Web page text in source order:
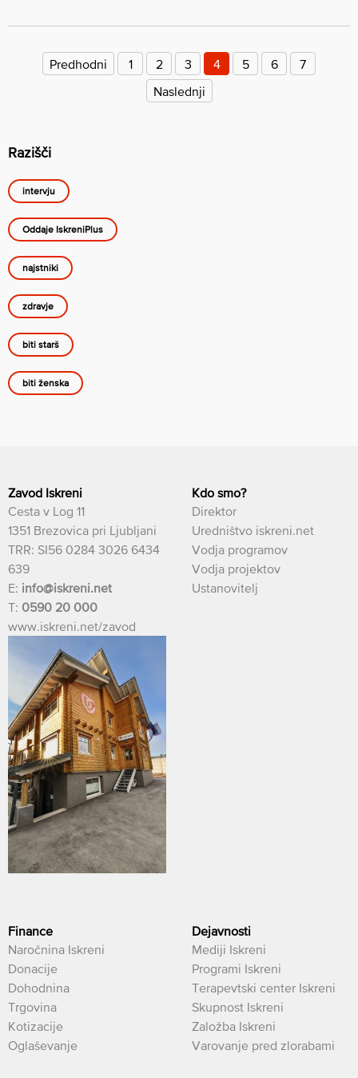
prispevkov
Predhodni 1 2 3 4 5 6
7
Naslednji
Razišči
intervju
Oddaje IskreniPlus
najstniki
zdravje
biti starš
biti ženska
Zavod Iskreni
Cesta v Log 11
1351 Brezovica pri Ljubljani
TRR: SI56 0284 3026 6434
639
E: info@iskreni.net
T: 0590 20 000
www.iskreni.net/zavod
Kdo smo?
Direktor
Uredništvo iskreni.net
Vodja programov
Vodja projektov
Ustanovitelj
Finance
Naročnina Iskreni
Donacije
Dohodnina
Trgovina
Kotizacije
Oglaševanje
Dejavnosti
Mediji Iskreni
Programi Iskreni
Terapevtski center Iskreni
Skupnost Iskreni
Založba Iskreni
Varovanje pred zlorabami